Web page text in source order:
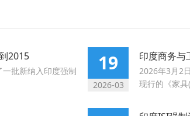
2015
批新纳入印度强制
19
2026-03
印度商务与
2026年3月2
现行的《家